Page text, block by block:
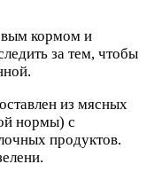
кормом и
за тем, чтобы
из мясных
нормы) с
продуктов.